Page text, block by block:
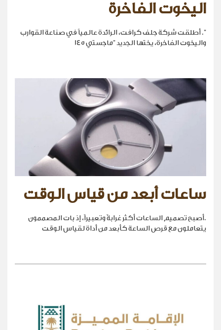
اليخوت الفاخرة
". أطلقت شركة جلف كرافت، الرائدة عالمياً في صناعة القوارب
واليخوت الفاخرة، يختها الجديد "ماجستي 145
ساعات أبعد من قياس الوقت
.أصبح تصميم الساعات أكثر غرابةً وتعبيراً، إذ بات المصممون
يتعاملون مع قرص الساعة كأبعد من أداة لقياس الوقت